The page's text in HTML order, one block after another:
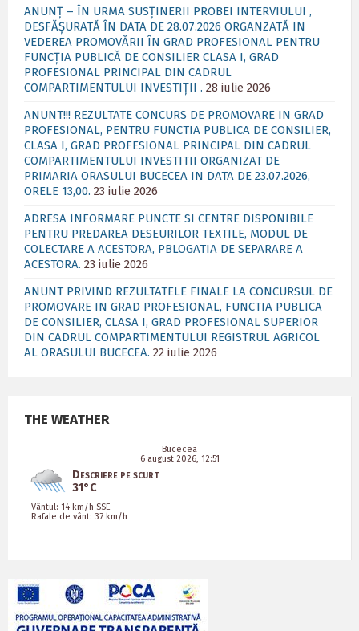
ANUNȚ – ÎN URMA SUSȚINERII PROBEI INTERVIULUI ,
DESFĂȘURATĂ ÎN DATA DE 28.07.2026 ORGANZATĂ IN
VEDEREA PROMOVĂRII ÎN GRAD PROFESIONAL PENTRU
FUNCȚIA PUBLICĂ DE CONSILIER CLASA I, GRAD
PROFESIONAL PRINCIPAL DIN CADRUL
COMPARTIMENTULUI INVESTIȚII . 28 iulie 2026
ANUNT!!! REZULTATE CONCURS DE PROMOVARE IN GRAD
PROFESIONAL, PENTRU FUNCTIA PUBLICA DE CONSILIER,
CLASA I, GRAD PROFESIONAL PRINCIPAL DIN CADRUL
COMPARTIMENTULUI INVESTITII ORGANIZAT DE
PRIMARIA ORASULUI BUCECEA IN DATA DE 23.07.2026,
ORELE 13,00. 23 iulie 2026
ADRESA INFORMARE PUNCTE SI CENTRE DISPONIBILE
PENTRU PREDAREA DESEURILOR TEXTILE, MODUL DE
COLECTARE A ACESTORA, PBLOGATIA DE SEPARARE A
ACESTORA. 23 iulie 2026
ANUNT PRIVIND REZULTATELE FINALE LA CONCURSUL DE
PROMOVARE IN GRAD PROFESIONAL, FUNCTIA PUBLICA
DE CONSILIER, CLASA I, GRAD PROFESIONAL SUPERIOR
DIN CADRUL COMPARTIMENTULUI REGISTRUL AGRICOL
AL ORASULUI BUCECEA. 22 iulie 2026
THE WEATHER
Bucecea
6 august 2026, 12:51
Descriere pe scurt
31°C
Vântul: 14 km/h SSE
Rafale de vânt: 37 km/h